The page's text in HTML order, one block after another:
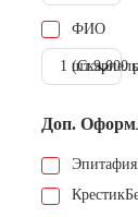
ФИО
1 шт.9.000
Доп.
Эпитафия
Крестик